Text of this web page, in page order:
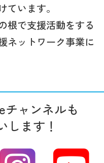
います。
根で支援活動をする
ネットワーク事業に
チャンネルも
します！